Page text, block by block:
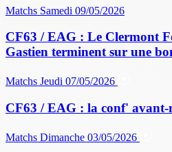
Matchs Samedi 09/05/2026
CF63 / EAG : Le Clermont
Gastien terminent sur une
Matchs Jeudi 07/05/2026
CF63 / EAG : la conf' avant-
Matchs Dimanche 03/05/2026